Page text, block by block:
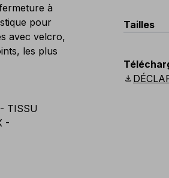
à
pour
avec velcro,
les plus
TISSU
-
Tailles
download